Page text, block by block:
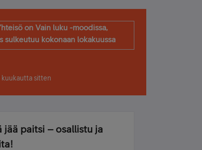
on Vain luku -moodissa,
sulkeutuu kokonaan lokakuussa
kuukautta sitten
jää paitsi – osallistu ja